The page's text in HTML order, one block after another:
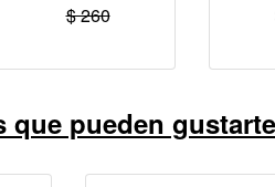
$ 260
que pueden gustarte